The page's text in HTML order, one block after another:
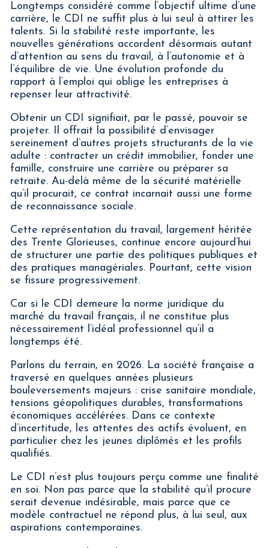
Longtemps considéré comme l’objectif ultime d’une
carrière, le CDI ne suffit plus à lui seul à attirer les
talents. Si la stabilité reste importante, les
nouvelles générations accordent désormais autant
d’attention au sens du travail, à l’autonomie et à
l’équilibre de vie. Une évolution profonde du
rapport à l’emploi qui oblige les entreprises à
repenser leur attractivité.
Obtenir un CDI signifiait, par le passé, pouvoir se
projeter. Il offrait la possibilité d’envisager
sereinement d’autres projets structurants de la vie
adulte : contracter un crédit immobilier, fonder une
famille, construire une carrière ou préparer sa
retraite. Au-delà même de la sécurité matérielle
qu’il procurait, ce contrat incarnait aussi une forme
de reconnaissance sociale.
Cette représentation du travail, largement héritée
des Trente Glorieuses, continue encore aujourd’hui
de structurer une partie des politiques publiques et
des pratiques managériales. Pourtant, cette vision
se fissure progressivement.
Car si le CDI demeure la norme juridique du
marché du travail français, il ne constitue plus
nécessairement l’idéal professionnel qu’il a
longtemps été.
Parlons du terrain, en 2026. La société française a
traversé en quelques années plusieurs
bouleversements majeurs : crise sanitaire mondiale,
tensions géopolitiques durables, transformations
économiques accélérées. Dans ce contexte
d’incertitude, les attentes des actifs évoluent, en
particulier chez les jeunes diplômés et les profils
qualifiés.
Le CDI n’est plus toujours perçu comme une finalité
en soi. Non pas parce que la stabilité qu’il procure
serait devenue indésirable, mais parce que ce
modèle contractuel ne répond plus, à lui seul, aux
aspirations contemporaines.